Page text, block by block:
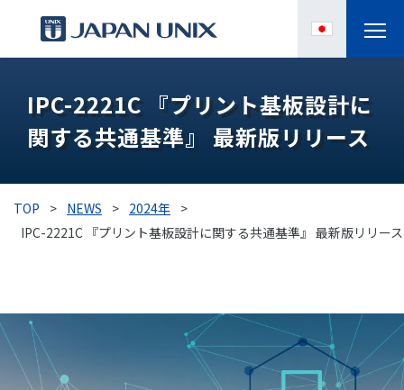
IPC
導入事例
各種サポート
企業情報
IPC-2221C 『プリント基板設計に
関する共通基準』 最新版リリース
TOP > NEWS > 2024年 >
IPC-2221C 『プリント基板設計に関する共通基準』 最新版リリース